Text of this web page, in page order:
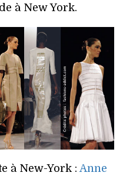
à New York.
à New-York : Anne